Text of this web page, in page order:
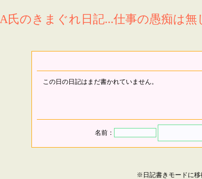
A氏のきまぐれ日記...仕事の愚痴は無
この日の日記はまだ書かれていません。
名前：
※日記書きモードに移